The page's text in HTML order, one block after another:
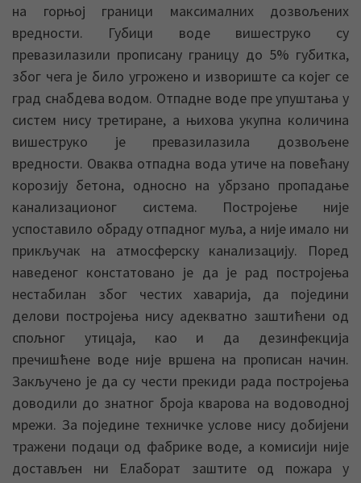
на горњој граници максималних дозвољених
вредности. Губици воде вишеструко су
превазилазили прописану границу до 5% губитка,
због чега је било угрожено и извориште са којег се
град снабдева водом. Отпадне воде пре упуштања у
систем нису третиране, а њихова укупна количина
вишеструко је превазилазила дозвољене
вредности. Оваква отпадна вода утиче на повећану
корозију бетона, односно на убрзано пропадање
канализационог система. Постројење није
успоставило обраду отпадног муља, а није имало ни
прикључак на атмосферску канализацију. Поред
наведеног констатовано је да је рад постројења
нестабилан због честих хаварија, да поједини
делови постројења нису адекватно заштићени од
спољног утицаја, као и да дезинфекција
пречишћене воде није вршена на прописан начин.
Закључено је да су чести прекиди рада постројења
доводили до знатног броја кварова на водоводној
мрежи. За поједине техничке услове нису добијени
тражени подаци од фабрике воде, а комисији није
достављен ни Елаборат заштите од пожара у